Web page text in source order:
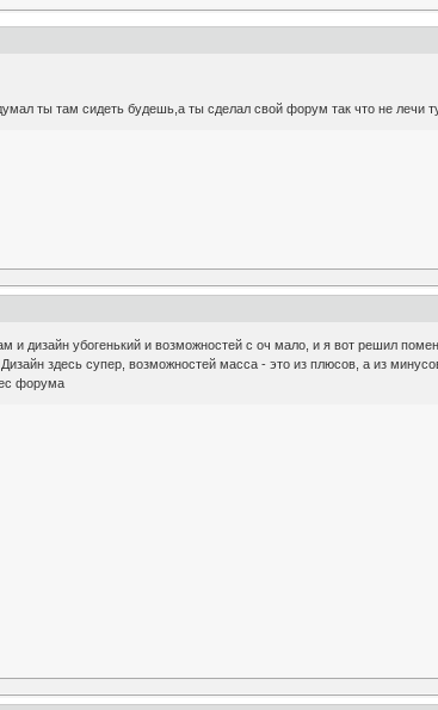
ты там сидеть будешь,а ты сделал свой форум так что не лечи
и дизайн убогенький и возможностей с оч мало, и я вот решил
здесь супер, возможностей масса - это из плюсов, а из
форума